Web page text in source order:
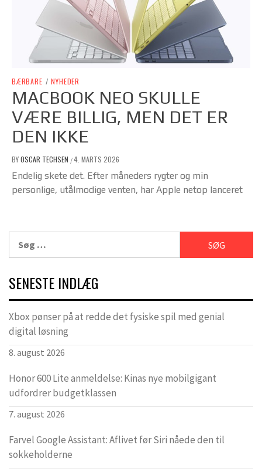
BÆRBARE / NYHEDER
MACBOOK NEO SKULLE
VÆRE BILLIG, MEN DET ER
DEN IKKE
BYOSCAR TECHSEN /4. MARTS 2026
Endelig skete det. Efter måneders rygter og min
personlige, utålmodige venten, har Apple netop lanceret
efter:
SENESTE INDLÆG
Xbox pønser på at redde det fysiske spil med genial
digital løsning
8. august 2026
Honor 600 Lite anmeldelse: Kinas nye mobilgigant
udfordrer budgetklassen
7. august 2026
Farvel Google Assistant: Aflivet før Siri nåede den til
sokkeholderne